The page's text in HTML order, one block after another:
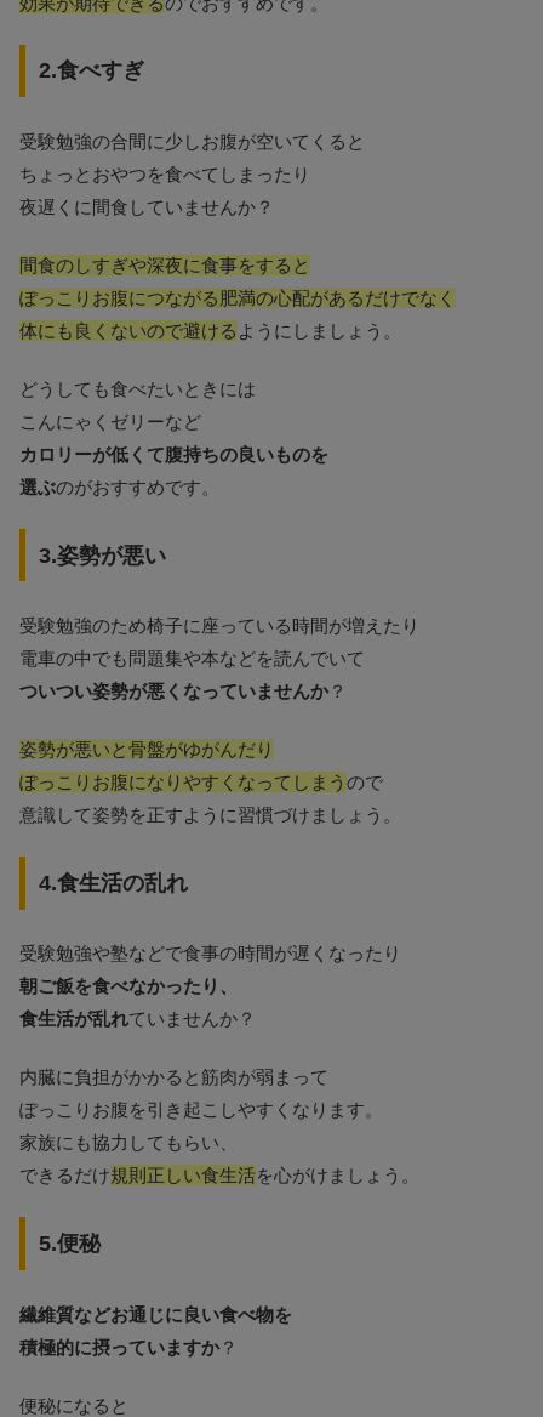
2.食べすぎ
受験勉強の合間に少しお腹が空いてくると
ちょっとおやつを食べてしまったり
夜遅くに間食していませんか？
間食のしすぎや深夜に食事をすると
ぽっこりお腹につながる肥満の心配があるだけでなく
体にも良くないので避ける ようにしましょう。
どうしても食べたいときには
こんにゃくゼリーなど
カロリーが低くて腹持ちの良いものを
選ぶのがおすすめです。
3.姿勢が悪い
受験勉強のため椅子に座っている時間が増えたり
電車の中でも問題集や本などを読んでいて
ついつい姿勢が悪くなっていませんか？
姿勢が悪いと骨盤がゆがんだり
ぽっこりお腹になりやすくなってしまう ので
意識して姿勢を正すように習慣づけましょう。
4.食生活の乱れ
受験勉強や塾などで食事の時間が遅くなったり
朝ご飯を食べなかったり、
食生活が乱れていませんか？
内臓に負担がかかると筋肉が弱まって
ぽっこりお腹を引き起こしやすくなります。
家族にも協力してもらい、
できるだけ規則正しい食生活を心がけましょう。
5.便秘
繊維質などお通じに良い食べ物を
積極的に摂っていますか？
便秘になると